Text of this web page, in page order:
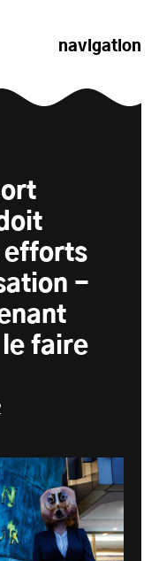
navigation
efforts
-
le faire